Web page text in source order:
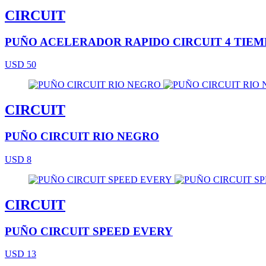
CIRCUIT
PUÑO ACELERADOR RAPIDO CIRCUIT 4
USD 50
CIRCUIT
PUÑO CIRCUIT RIO NEGRO
USD 8
CIRCUIT
PUÑO CIRCUIT SPEED EVERY
USD 13